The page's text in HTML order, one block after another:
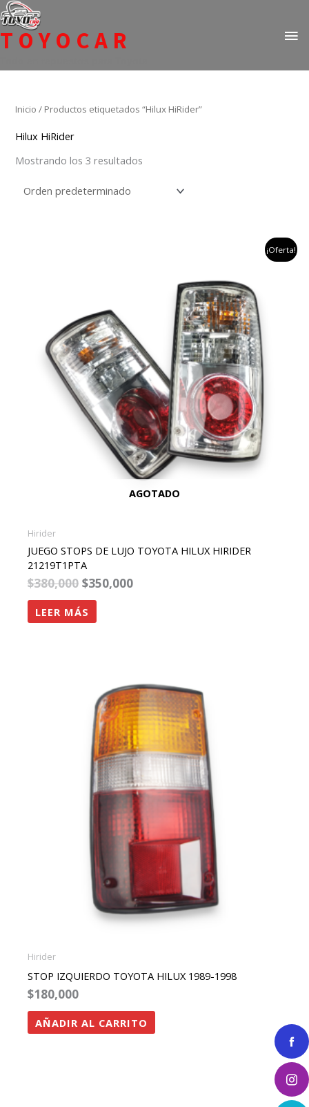
Ir
al
contenido
TOYOCAR
Inicio / Productos etiquetados “Hilux HiRider”
Hilux HiRider
Mostrando los 3 resultados
¡Oferta!
AGOTADO
Hirider
JUEGO STOPS DE LUJO TOYOTA HILUX HIRIDER
21219T1PTA
$380,000 $350,000
$350,000.
LEER MÁS
Hirider
STOP IZQUIERDO TOYOTA HILUX 1989-1998
$180,000
AÑADIR AL CARRITO